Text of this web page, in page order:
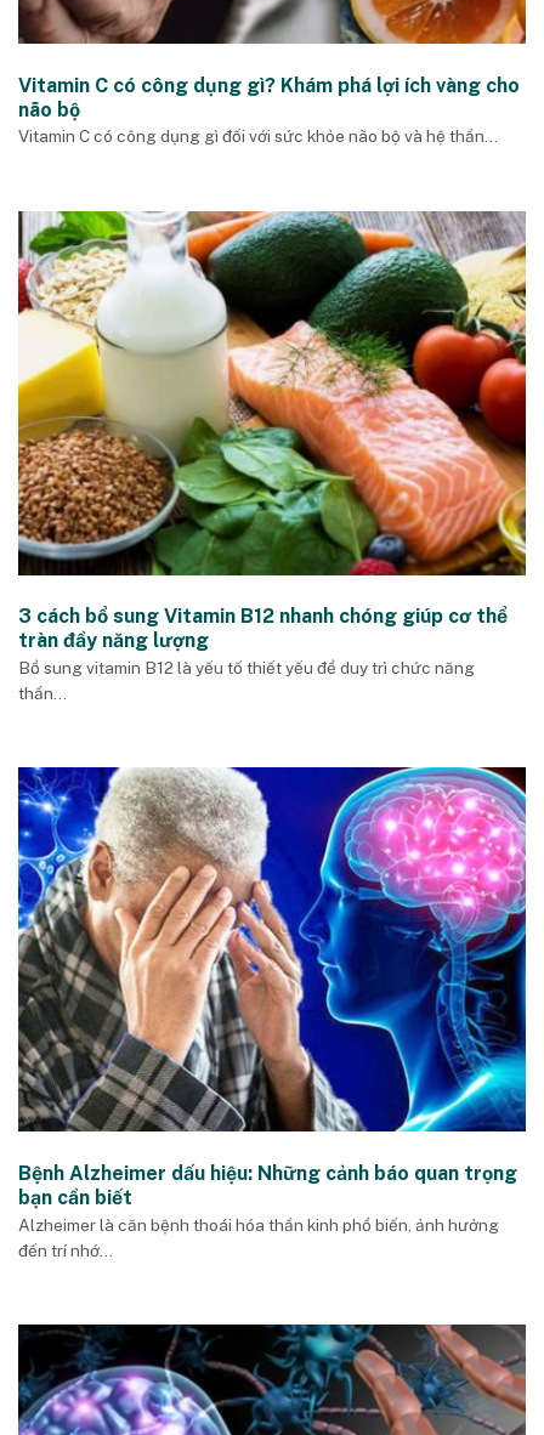
Vitamin C có công dụng gì? Khám phá lợi ích vàng cho
não bộ
Vitamin C có công dụng gì đối với sức khỏe não bộ và hệ thần...
3 cách bổ sung Vitamin B12 nhanh chóng giúp cơ thể
tràn đầy năng lượng
Bổ sung vitamin B12 là yếu tố thiết yếu để duy trì chức năng
thần...
Bệnh Alzheimer dấu hiệu: Những cảnh báo quan trọng
bạn cần biết
Alzheimer là căn bệnh thoái hóa thần kinh phổ biến, ảnh hưởng
đến trí nhớ...